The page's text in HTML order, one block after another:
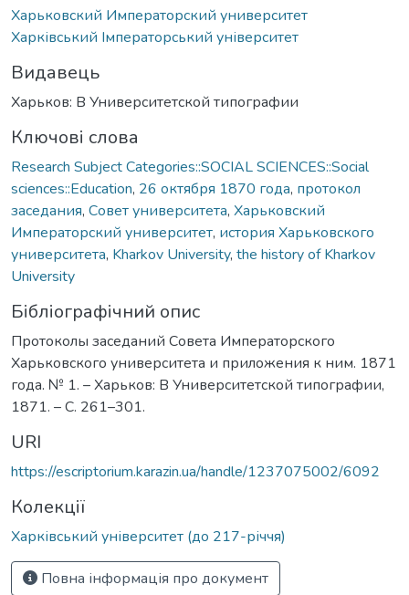
Харьковский Императорский университет
Харківський Імператорський університет
Видавець
Харьков: В Университетской типографии
Ключові слова
Research Subject Categories::SOCIAL SCIENCES::Social
sciences::Education, 26 октября 1870 года, протокол
заседания, Совет университета, Харьковский
Императорский университет, история Харьковского
университета, Kharkov University, the history of Kharkov
University
Бібліографічний опис
Протоколы заседаний Совета Императорского
Харьковского университета и приложения к ним. 1871
года. № 1. – Харьков: В Университетской типографии,
1871. – С. 261–301.
URI
https://escriptorium.karazin.ua/handle/1237075002/6092
Колекції
Харківський університет (до 217-річчя)
Повна інформація про документ